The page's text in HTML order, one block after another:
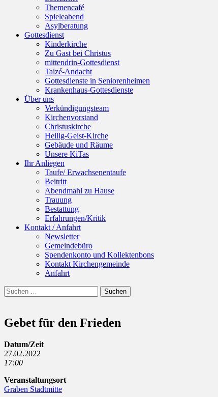
Themencafé
Spieleabend
Asylberatung
Gottesdienst
Kinderkirche
Zu Gast bei Christus
mittendrin-Gottesdienst
Taizé-Andacht
Gottesdienste in Seniorenheimen
Krankenhaus-Gottesdienste
Über uns
Verkündigungsteam
Kirchenvorstand
Christuskirche
Heilig-Geist-Kirche
Gebäude und Räume
Unsere KiTas
Ihr Anliegen
Taufe/ Erwachsenentaufe
Beitritt
Abendmahl zu Hause
Trauung
Bestattung
Erfahrungen/Kritik
Kontakt / Anfahrt
Newsletter
Gemeindebüro
Spendenkonto und Kollektenbons
Kontakt Kirchengemeinde
Anfahrt
Suchen
Suchen
nach:
Gebet für den Frieden
Datum/Zeit
27.02.2022
17:00
Veranstaltungsort
Graben Stadtmitte